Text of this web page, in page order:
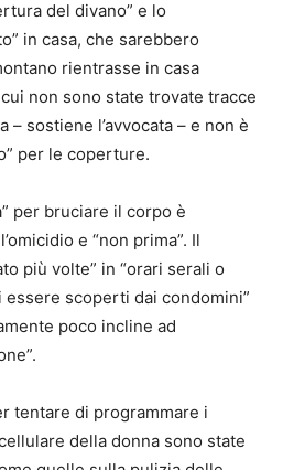
del divano” e lo
in casa, che sarebbero
rientrasse in casa
non sono state trovate tracce
– sostiene l’avvocata – e non è
per le coperture.
per bruciare il corpo è
e “non prima”. Il
più volte” in “orari serali o
scoperti dai condomini”
poco incline ad
tentare di programmare i
della donna sono state